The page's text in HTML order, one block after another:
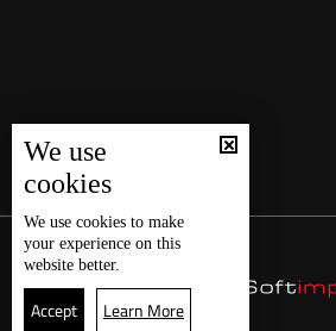
We use
cookies
We use cookies to make
your experience on this
website better.
Accept Learn More